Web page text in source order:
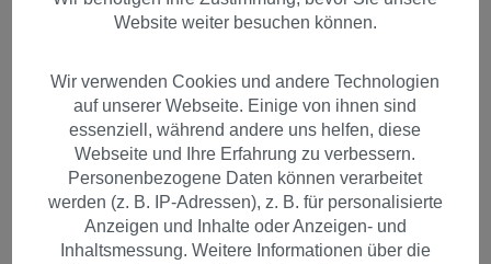
Wild West
Elfen und Feen
Wikinger
Barock & Renaissance
Afro
Rasta
Website weiter besuchen können.
Wir verwenden Cookies und andere Technologien
auf unserer Webseite. Einige von ihnen sind
essenziell, während andere uns helfen, diese
Webseite und Ihre Erfahrung zu verbessern.
Personenbezogene Daten können verarbeitet
werden (z. B. IP-Adressen), z. B. für personalisierte
Anzeigen und Inhalte oder Anzeigen- und
Inhaltsmessung. Weitere Informationen über die